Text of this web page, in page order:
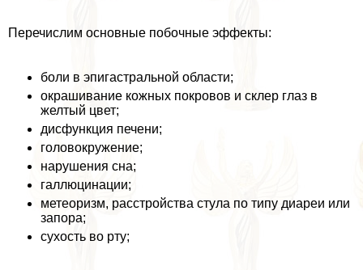
Перечислим основные побочные эффекты:
боли в эпигастральной области;
окрашивание кожных покровов и склер глаз в
желтый цвет;
дисфункция печени;
головокружение;
нарушения сна;
галлюцинации;
метеоризм, расстройства стула по типу диареи или
запора;
сухость во рту;